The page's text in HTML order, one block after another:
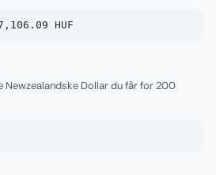
HUF
Newzealandske Dollar du får for 200